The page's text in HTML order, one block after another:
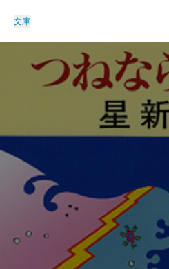
文庫